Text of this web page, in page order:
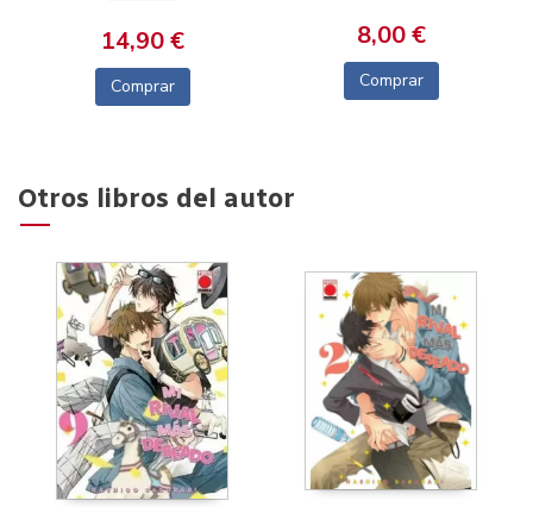
14,90 €
Comprar
8,00 €
Comprar
Otros libros del autor